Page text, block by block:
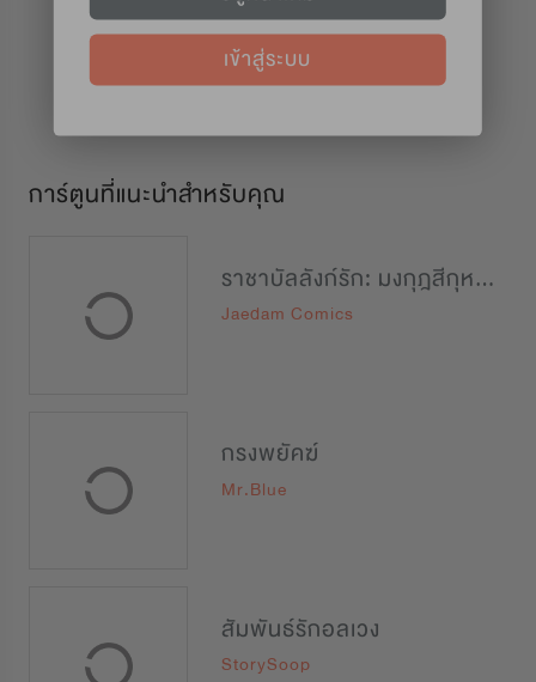
การ์ตูนที่แนะนำสำหรับคุณ
ราชาบัลลังก์รัก: มงกุฎสีกุหลาบ
Jaedam Comics
กรงพยัคฆ์
Mr.Blue
สัมพันธ์รักอลเวง
StorySoop
เข้าสู่ระบบ